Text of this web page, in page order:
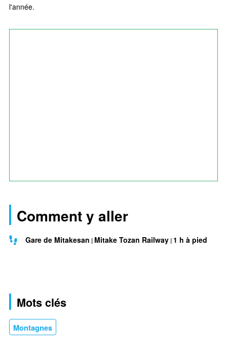
l'année.
Comment y aller
Gare de Mitakesan Mitake Tozan Railway 1 h à pied
Mots clés
Montagnes